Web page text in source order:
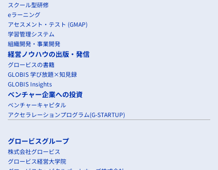
スクール型研修
eラーニング
アセスメント・テスト (GMAP)
学習管理システム
組織開発・事業開発
経営ノウハウの出版・発信
グロービスの書籍
GLOBIS 学び放題×知見録
GLOBIS Insights
ベンチャー企業への投資
ベンチャーキャピタル
アクセラレーションプログラム(G-STARTUP)
グロービスグループ
株式会社グロービス
グロービス経営大学院